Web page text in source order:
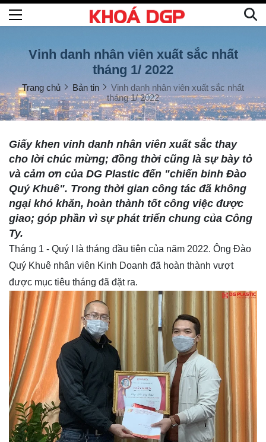
Vinh danh nhân viên xuất sắc nhất
tháng 1/ 2022
Trang chủ Bản tin
Vinh danh nhân viên xuất sắc nhất
tháng 1/ 2022
Giấy khen vinh danh nhân viên xuất sắc thay
cho lời chúc mừng; đồng thời cũng là sự bày tỏ
và cảm ơn của DG Plastic đến "chiến binh Đào
Quý Khuê". Trong thời gian công tác đã không
ngại khó khăn, hoàn thành tốt công việc được
giao; góp phần vì sự phát triển chung của Công
Ty.
Tháng 1 - Quý I là tháng đầu tiên của năm 2022. Ông Đào
Quý Khuê nhân viên Kinh Doanh đã hoàn thành vượt
được mục tiêu tháng đã đặt ra.